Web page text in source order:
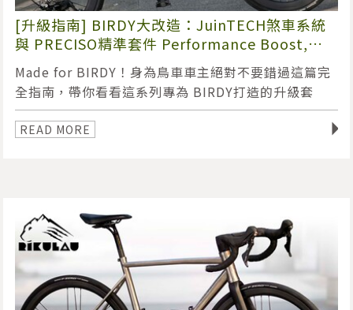
[升級指南] BIRDY大改造：JuinTECH煞車系統
與 PRECISO精準套件 Performance Boost,
Better Experience!
Made for BIRDY！身為鳥車車主絕對不要錯過這篇完
全指南，帶你看看這系列專為 BIRDY打造的升級套
件，大幅提升騎乘與使用體驗，而且零件設計的線條也
是延伸自車架風格，外觀上也讓 BIRDY變鳳凰啦！
READ MORE ◥